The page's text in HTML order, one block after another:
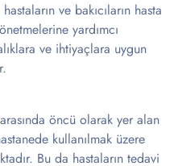
ve bakıcıların hasta
yardımcı
ve ihtiyaçlara uygun
arasında öncü olarak yer alan
kullanılmak üzere
Bu da hastaların tedavi